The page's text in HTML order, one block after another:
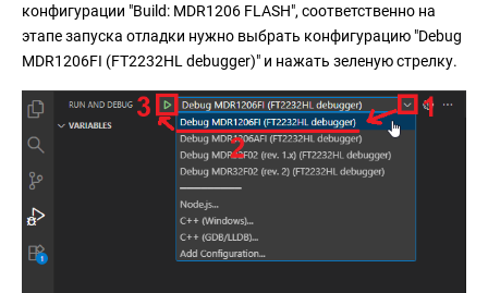
конфигурации "Build: MDR1206 FLASH", соответственно на
этапе запуска отладки нужно выбрать конфигурацию "Debug
MDR1206FI (FT2232HL debugger)" и нажать зеленую стрелку.